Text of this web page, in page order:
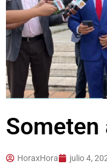
HoraxHora julio 4,